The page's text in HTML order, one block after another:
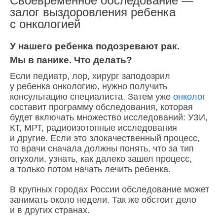
залог выздоровления ребенка
с онкологией
У нашего ребенка подозревают рак.
Мы в панике. Что делать?
Если педиатр, лор, хирург заподозрил
у ребенка онкологию, нужно получить
консультацию специалиста. Затем уже онколог
составит программу обследования, которая
будет включать множество исследований: УЗИ,
КТ, МРТ, радиоизотопные исследования
и другие. Если это злокачественный процесс,
то врачи сначала должны понять, что за тип
опухоли, узнать, как далеко зашел процесс,
а только потом начать лечить ребенка.
В крупных городах России обследование может
занимать около недели. Так же обстоит дело
и в других странах.